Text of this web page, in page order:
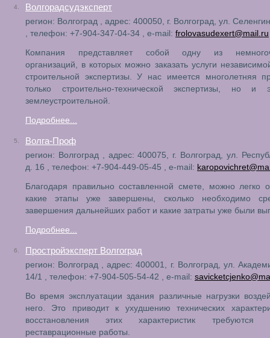
4. Волгорадсудэксперт
регион: Волгоград , адрес: 400050, г. Волгоград, ул.
, телефон: +7-904-347-04-34 , e-mail: frolovasudexert@mail.ru
Компания представляет собой одну из
организаций, в которых можно заказать услуги
строительной экспертизы. У нас имеется многолетняя
только строительно-технической экспертизы, но и
землеустроительной.
Подробнее...
5. Волга-Проф
регион: Волгоград , адрес: 400075, г. Волгоград, ул.
д. 16 , телефон: +7-904-449-05-45 , e-mail:
Благодаря правильно составленной смете, можно легко
какие этапы уже завершены, сколько необходимо
завершения дальнейших работ и какие затраты уже были
Подробнее...
6. Простройэксперт Волгоград
регион: Волгоград , адрес: 400001, г. Волгоград, ул.
14/1 , телефон: +7-904-505-54-42 , e-mail:
Во время эксплуатации здания различные нагрузки
него. Это приводит к ухудшению технических
восстановления этих характеристик требуются
реставрационные работы.